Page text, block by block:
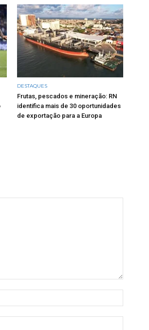
DESTAQUES
Frutas, pescados e mineração: RN
identifica mais de 30 oportunidades
de exportação para a Europa